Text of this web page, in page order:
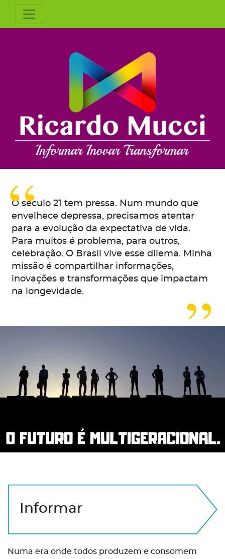
O século 21 tem pressa. Num mundo que
envelhece depressa, precisamos atentar
para a evolução da expectativa de vida.
Para muitos é problema, para outros,
celebração. O Brasil vive esse dilema. Minha
missão é compartilhar informações,
inovações e transformações que impactam
na longevidade.
Informar
Numa era onde todos produzem e consomem